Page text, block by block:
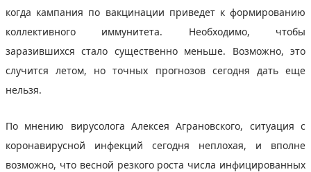
когда кампания по вакцинации приведет к формированию
коллективного иммунитета. Необходимо, чтобы
заразившихся стало существенно меньше. Возможно, это
случится летом, но точных прогнозов сегодня дать еще
нельзя.
По мнению вирусолога Алексея Аграновского, ситуация с
коронавирусной инфекций сегодня неплохая, и вполне
возможно, что весной резкого роста числа инфицированных